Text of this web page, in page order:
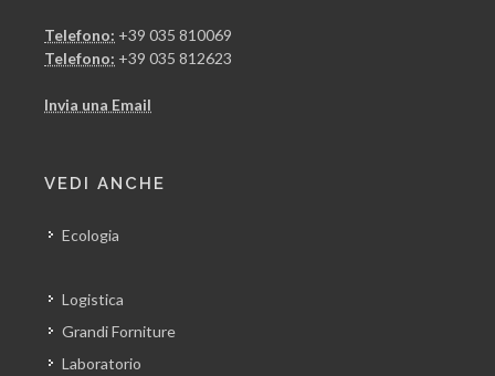
Telefono: +39 035 810069
Telefono: +39 035 812623
Invia una Email
VEDI ANCHE
Ecologia
Logistica
Grandi Forniture
Laboratorio